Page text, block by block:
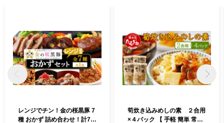
レンジでチン！金の桜黒豚 7
種 おかず 詰め合わせ！計7食
筍炊き込みめしの素 ２合用
×４パック 【 手軽 簡単 常備